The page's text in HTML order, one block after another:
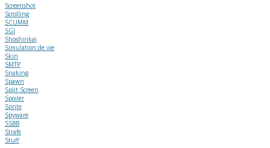
Screenshot
Scrolling
SCUMM
SGI
Shoshinkai
Simulation de vie
Skin
SMTP
Snaking
Spawn
Split Screen
Spoiler
Sprite
Spyware
SSBB
Strafe
Stuff